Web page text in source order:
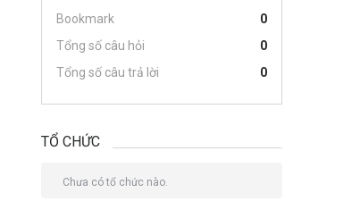
Bookmark
0
Tổng số câu hỏi
0
Tổng số câu trả lời
0
TỔ CHỨC
Chưa có tổ chức nào.